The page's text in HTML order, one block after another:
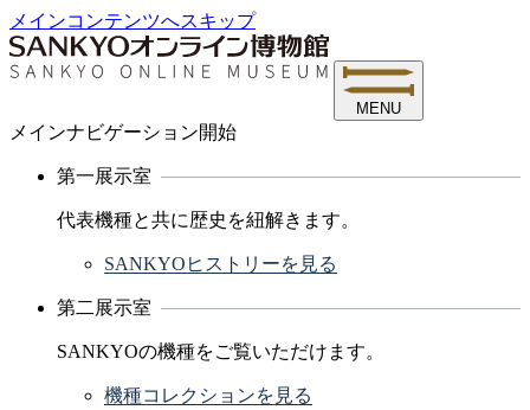
メインコンテンツへスキップ
MENU
メインナビゲーション開始
第一展示室
代表機種と共に歴史を紐解きます。
SANKYOヒストリーを見る
第二展示室
SANKYOの機種をご覧いただけます。
機種コレクションを見る